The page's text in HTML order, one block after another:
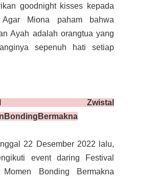
goodnight kisses kepada
Agar Miona paham bahwa
Ayah adalah orangtua yang
sepenuh hati setiap
Zwistal
22 Desember 2022 lalu,
event daring Festival
Momen Bonding Bermakna